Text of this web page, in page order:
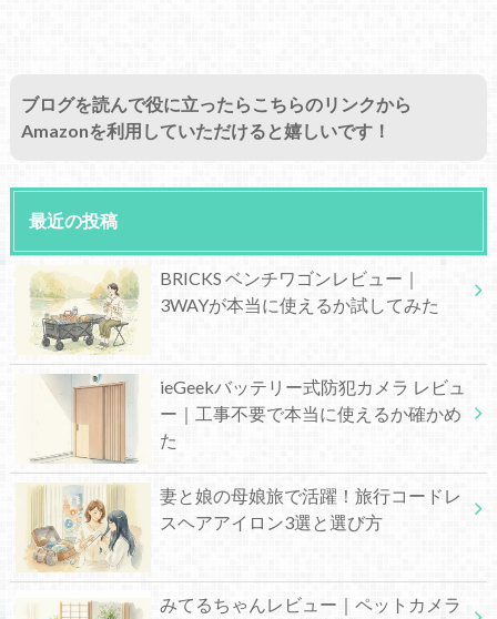
ブログを読んで役に立ったらこちらのリンクから
Amazonを利用していただけると嬉しいです！
最近の投稿
BRICKS ベンチワゴンレビュー｜
3WAYが本当に使えるか試してみた
ieGeekバッテリー式防犯カメラ レビュ
ー｜工事不要で本当に使えるか確かめ
た
妻と娘の母娘旅で活躍！旅行コードレ
スヘアアイロン3選と選び方
みてるちゃんレビュー｜ペットカメラ